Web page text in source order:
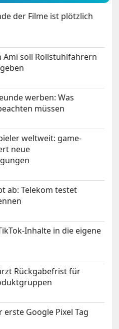
der Filme ist plötzlich
Ami soll Rollstuhlfahrern
werben: Was
müssen
weltweit: game-
neue
ab: Telekom testet
Inhalte in die eigene
Rückgabefrist für
erste Google Pixel Tag